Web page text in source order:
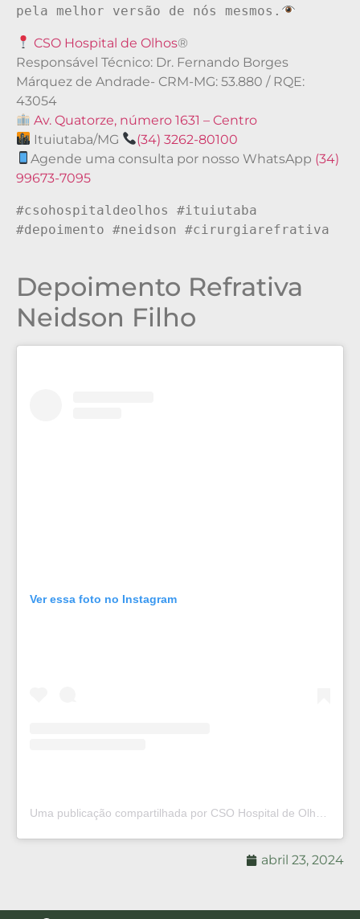
pela melhor versão de nós mesmos.
CSO Hospital de Olhos®
Responsável Técnico: Dr. Fernando Borges
Márquez de Andrade- CRM-MG: 53.880 / RQE:
43054
Av. Quatorze, número 1631 – Centro
Ituiutaba/MG
(34) 3262-80100
Agende uma consulta por nosso WhatsApp (34)
99673-7095
#csohospitaldeolhos #ituiutaba
#depoimento #neidson #cirurgiarefrativa
Depoimento Refrativa
Neidson Filho
Ver essa foto no Instagram
Uma publicação compartilhada por CSO Hospital de Olhos®️ (@csohospitaldeolhos)
abril 23, 2024